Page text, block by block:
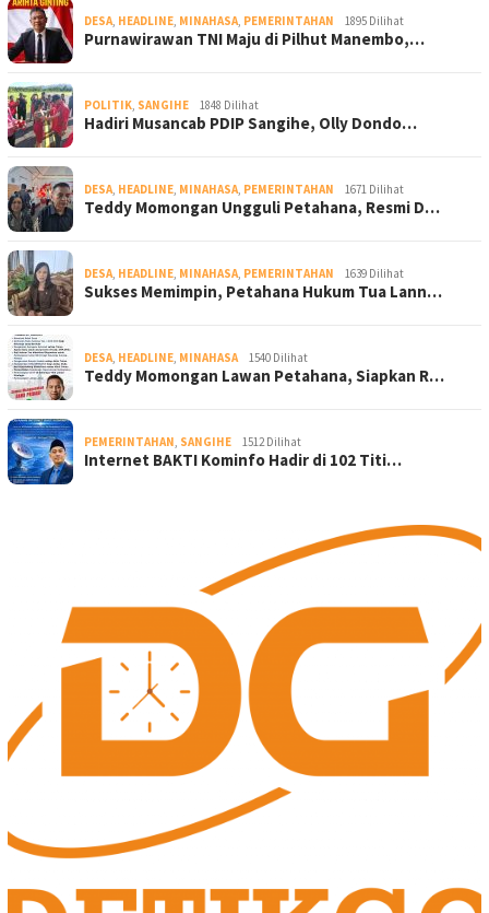
DESA HEADLINE MINAHASA PEMERINTAHAN 1895 Dilihat
Purnawirawan TNI Maju di Pilhut Manembo,…
POLITIK SANGIHE 1848 Dilihat
Hadiri Musancab PDIP Sangihe, Olly Dondo…
DESA HEADLINE MINAHASA PEMERINTAHAN 1671 Dilihat
Teddy Momongan Ungguli Petahana, Resmi D…
DESA HEADLINE MINAHASA PEMERINTAHAN 1639 Dilihat
Sukses Memimpin, Petahana Hukum Tua Lann…
DESA HEADLINE MINAHASA 1540 Dilihat
Teddy Momongan Lawan Petahana, Siapkan R…
PEMERINTAHAN SANGIHE 1512 Dilihat
Internet BAKTI Kominfo Hadir di 102 Titi…